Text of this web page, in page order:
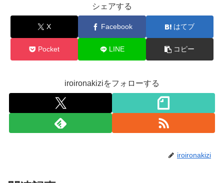
シェアする
X Facebook はてブ
Pocket LINE コピー
iroironakiziをフォローする
iroironakizi